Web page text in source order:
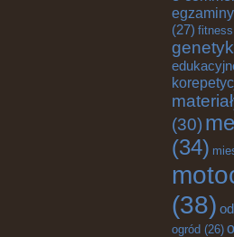
egzaminy
(27)
(30)
(34)
(38)
ogród (26)